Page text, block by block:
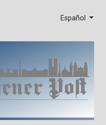
Español